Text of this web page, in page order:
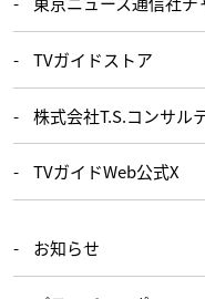
TVガイドストア
株式会社T.S.コンサル
TVガイドWeb公式X
お知らせ